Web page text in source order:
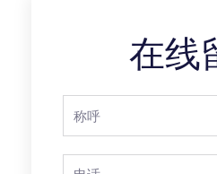
在线
Name
Phone